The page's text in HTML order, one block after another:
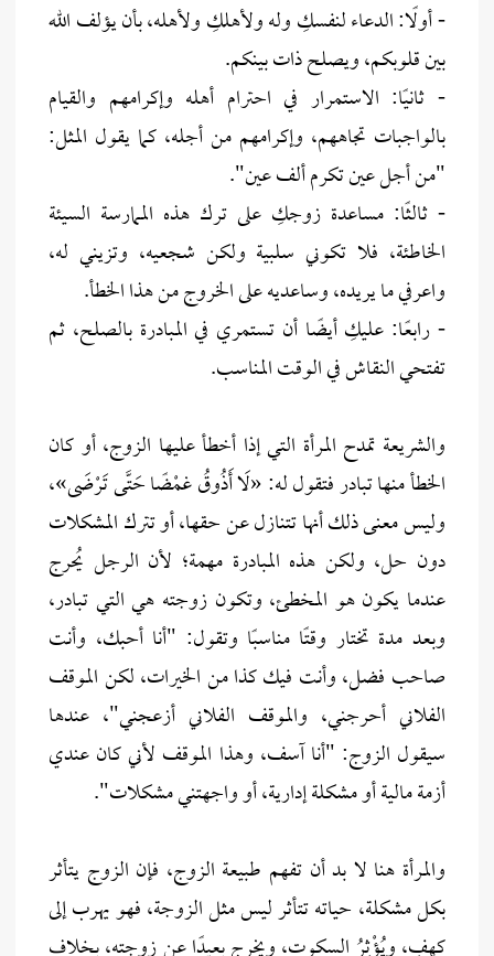
- أولًا: الدعاء لنفسكِ وله ولأهلكِ ولأهله، بأن يؤلف الله
بين قلوبكم، ويصلح ذات بينكم.
- ثانيًا: الاستمرار في احترام أهله وإكرامهم والقيام
بالواجبات تجاههم، وإكرامهم من أجله، كما يقول المثل:
"من أجل عين تكرم ألف عين".
- ثالثًا: مساعدة زوجكِ على ترك هذه الممارسة السيئة
الخاطئة، فلا تكوني سلبية ولكن شجعيه، وتزيني له،
واعرفي ما يريده، وساعديه على الخروج من هذا الخطأ.
- رابعًا: عليكِ أيضًا أن تستمري في المبادرة بالصلح، ثم
تفتحي النقاش في الوقت المناسب.
والشريعة تمدح المرأة التي إذا أخطأ عليها الزوج، أو كان
الخطأ منها تبادر فتقول له: «لَا أَذُوقُ غمْضًا حَتَّى تَرْضَى»،
وليس معنى ذلك أنها تتنازل عن حقها، أو تترك المشكلات
دون حل، ولكن هذه المبادرة مهمة؛ لأن الرجل يُحرج
عندما يكون هو المخطئ، وتكون زوجته هي التي تبادر،
وبعد مدة تختار وقتًا مناسبًا وتقول: "أنا أحبك، وأنت
صاحب فضل، وأنت فيك كذا من الخيرات، لكن الموقف
الفلاني أحرجني، والموقف الفلاني أزعجني"، عندها
سيقول الزوج: "أنا آسف، وهذا الموقف لأني كان عندي
أزمة مالية أو مشكلة إدارية، أو واجهتني مشكلات".
والمرأة هنا لا بد أن تفهم طبيعة الزوج، فإن الزوج يتأثر
بكل مشكلة، حياته تتأثر ليس مثل الزوجة، فهو يهرب إلى